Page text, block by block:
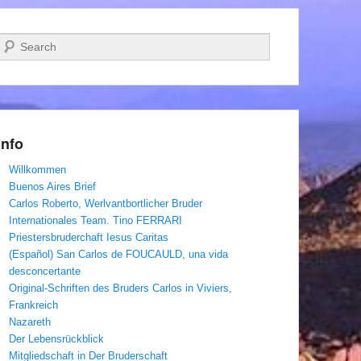
Willkommen
Buenos Aires Brief
Carlos Roberto, Werlvantbortlicher Bruder
Internationales Team. Tino FERRARI
Priestersbruderchaft Iesus Caritas
(Español) San Carlos de FOUCAULD, una vida
desconcertante
Original-Schriften des Bruders Carlos in Viviers,
Frankreich
Nazareth
Der Lebensrückblick
Mitgliedschaft in Der Bruderschaft